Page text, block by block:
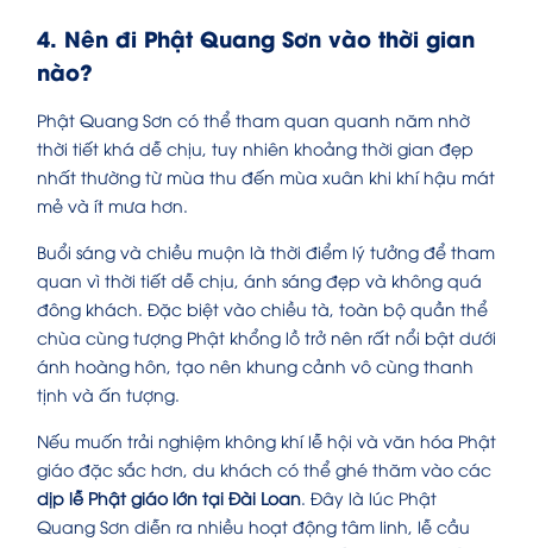
4. Nên đi Phật Quang Sơn vào thời gian
nào?
Phật Quang Sơn có thể tham quan quanh năm nhờ
thời tiết khá dễ chịu, tuy nhiên khoảng thời gian đẹp
nhất thường từ mùa thu đến mùa xuân khi khí hậu mát
mẻ và ít mưa hơn.
Buổi sáng và chiều muộn là thời điểm lý tưởng để tham
quan vì thời tiết dễ chịu, ánh sáng đẹp và không quá
đông khách. Đặc biệt vào chiều tà, toàn bộ quần thể
chùa cùng tượng Phật khổng lồ trở nên rất nổi bật dưới
ánh hoàng hôn, tạo nên khung cảnh vô cùng thanh
tịnh và ấn tượng.
Nếu muốn trải nghiệm không khí lễ hội và văn hóa Phật
giáo đặc sắc hơn, du khách có thể ghé thăm vào các
dịp lễ Phật giáo lớn tại Đài Loan. Đây là lúc Phật
Quang Sơn diễn ra nhiều hoạt động tâm linh, lễ cầu